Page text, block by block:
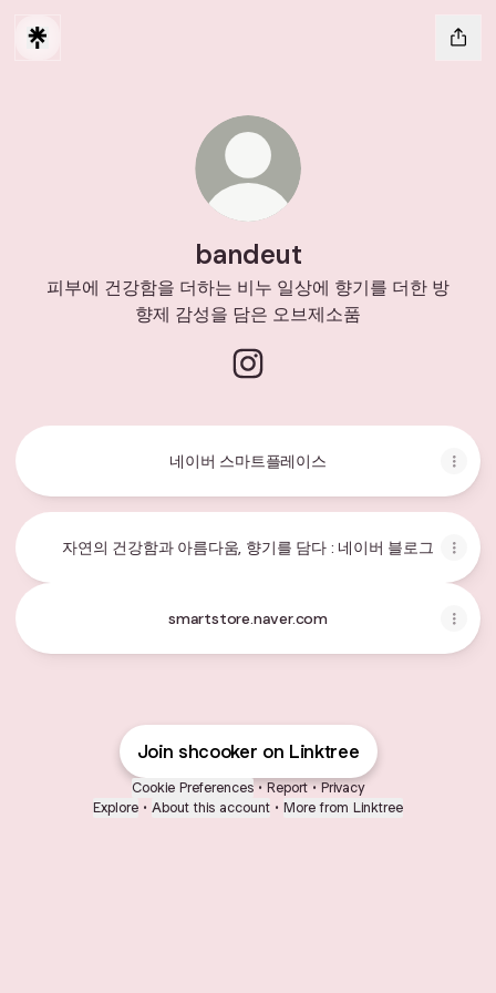
bandeut
피부에 건강함을 더하는 비누 일상에 향기를 더한 방
향제 감성을 담은 오브제소품
네이버 스마트플레이스
자연의 건강함과 아름다움, 향기를 담다 : 네이버 블로그
smartstore.naver.com
Join shcooker on Linktree
Cookie Preferences • Report • Privacy
Explore • About this account • More from Linktree